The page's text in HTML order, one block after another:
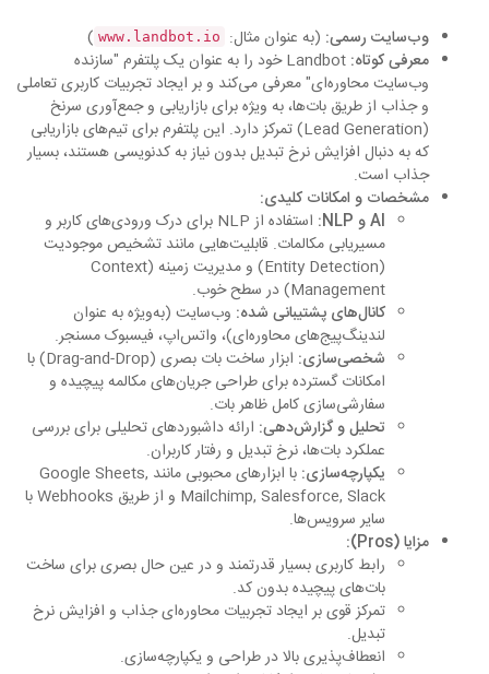
وب‌سایت رسمی: (به عنوان مثال: www.landbot.io
)
معرفی کوتاه:
Landbot خود را به عنوان یک پلتفرم "سازنده
وب‌سایت محاوره‌ای" معرفی می‌کند و بر ایجاد تجربیات کاربری تعاملی
و جذاب از طریق بات‌ها، به ویژه برای بازاریابی و جمع‌آوری سرنخ
(Lead Generation) تمرکز دارد. این پلتفرم برای تیم‌های بازاریابی
که به دنبال افزایش نرخ تبدیل بدون نیاز به کدنویسی هستند، بسیار
جذاب است.
مشخصات و امکانات کلیدی:
AI و NLP:
استفاده از NLP برای درک ورودی‌های کاربر و
مسیریابی مکالمات. قابلیت‌هایی مانند تشخیص موجودیت
(Entity Detection) و مدیریت زمینه (Context
Management) در سطح خوب.
کانال‌های پشتیبانی شده: وب‌سایت (به‌ویژه به عنوان
لندینگ‌پیج‌های محاوره‌ای)، واتس‌اپ، فیسبوک مسنجر.
شخصی‌سازی:
ابزار ساخت بات بصری (Drag-and-Drop) با
امکانات گسترده برای طراحی جریان‌های مکالمه پیچیده و
سفارشی‌سازی کامل ظاهر بات.
تحلیل و گزارش‌دهی: ارائه داشبوردهای تحلیلی برای بررسی
عملکرد بات‌ها، نرخ تبدیل و رفتار کاربران.
یکپارچه‌سازی:
با ابزارهای محبوبی مانند Google Sheets,
Mailchimp, Salesforce, Slack و از طریق Webhooks با
سایر سرویس‌ها.
مزایا (Pros):
رابط کاربری بسیار قدرتمند و در عین حال بصری برای ساخت
بات‌های پیچیده بدون کد.
تمرکز قوی بر ایجاد تجربیات محاوره‌ای جذاب و افزایش نرخ
تبدیل.
انعطاف‌پذیری بالا در طراحی و یکپارچه‌سازی.